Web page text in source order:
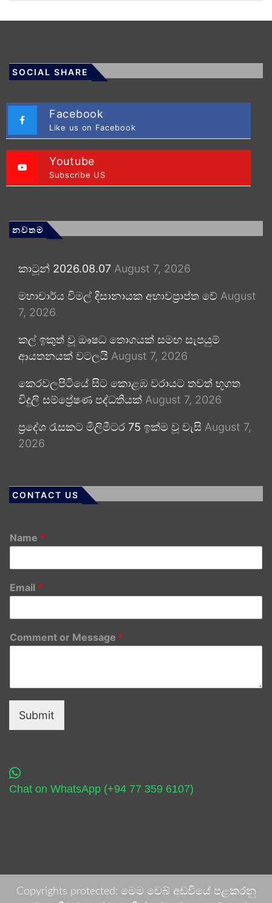
SOCIAL SHARE
Facebook
Like us on Facebook
Youtube
Subscribe US
නවතම
කාටූන් 2026.08.07 August 7, 2026
මහාචාර්ය විමල් දිසානායක අභාවප්‍රාප්ත වේ August
7, 2026
කල් ඉකුත් වූ ඖෂධ තොගයක් සමඟ සැපයුම්
ආයතනයක් වටලයි August 7, 2026
කෙරවලපිටියේ සිට කොළඹ වරායට තවත් භූගත
විදුලි සම්ප්‍රේෂණ පද්ධතියක් August 7, 2026
ප්‍රදේශ රැසකට මිලිමීටර 75 ඉක්ම වූ වැසි August 7,
2026
CONTACT US
Name *
Email *
Comment or Message *
Submit
Chat on WhatsApp (+94 77 359 6107)
Copyrights protected: මෙම වෙබ් අඩවියේ පළකරනු